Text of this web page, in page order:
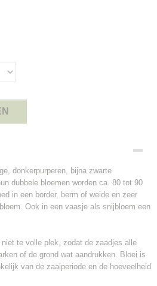
donkerpurperen, bijna zwarte
dubbele bloemen worden ca. 80 tot 90
in een border, berm of weide en zeer
Ook in een vaasje als snijbloem een
te volle plek, zodat de zaadjes alle
of de grond wat aandrukken. Bloei is
van de zaaiperiode en de hoeveelheid